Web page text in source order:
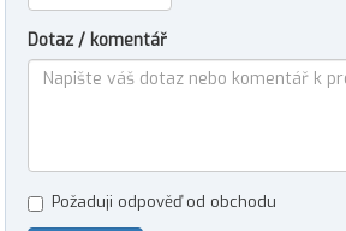
Dotaz / komentář
Požaduji odpověď od obchodu